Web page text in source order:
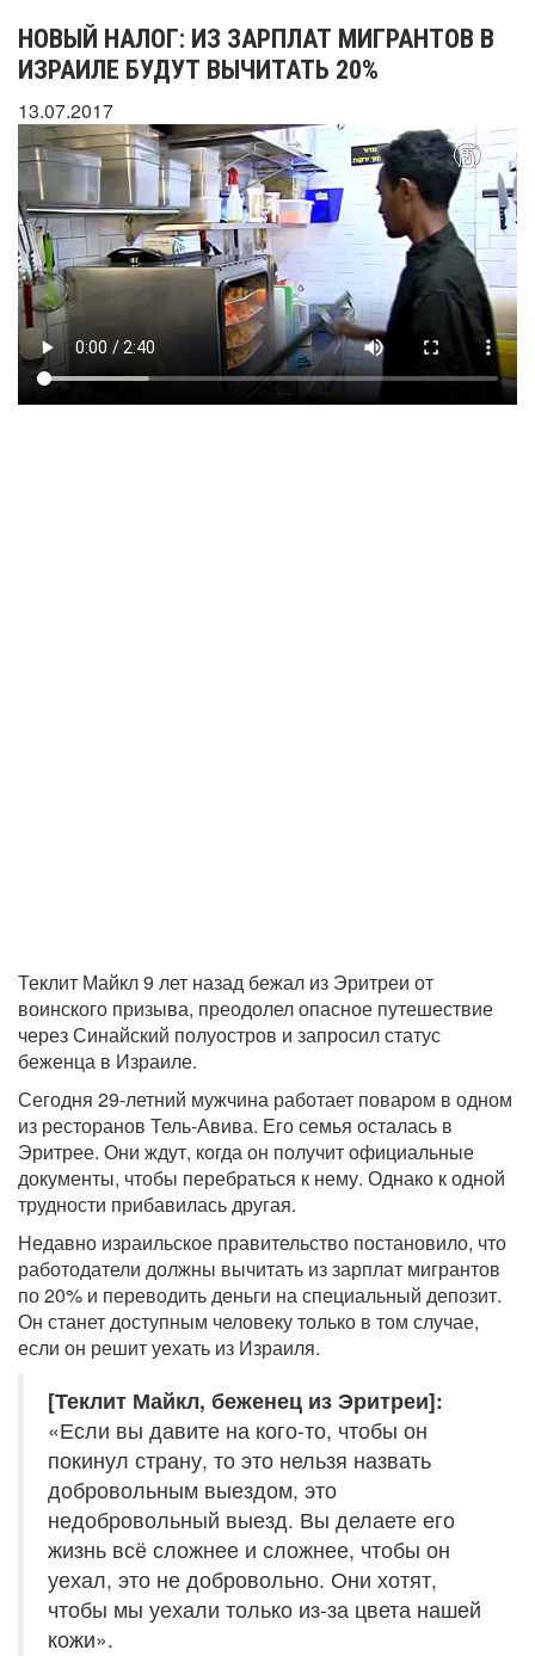
НОВЫЙ НАЛОГ: ИЗ ЗАРПЛАТ МИГРАНТОВ В
ИЗРАИЛЕ БУДУТ ВЫЧИТАТЬ 20%
13.07.2017
Теклит Майкл 9 лет назад бежал из Эритреи от
воинского призыва, преодолел опасное путешествие
через Синайский полуостров и запросил статус
беженца в Израиле.
Сегодня 29-летний мужчина работает поваром в одном
из ресторанов Тель-Авива. Его семья осталась в
Эритрее. Они ждут, когда он получит официальные
документы, чтобы перебраться к нему. Однако к одной
трудности прибавилась другая.
Недавно израильское правительство постановило, что
работодатели должны вычитать из зарплат мигрантов
по 20% и переводить деньги на специальный депозит.
Он станет доступным человеку только в том случае,
если он решит уехать из Израиля.
[Теклит Майкл, беженец из Эритреи]:
«Если вы давите на кого-то, чтобы он
покинул страну, то это нельзя назвать
добровольным выездом, это
недобровольный выезд. Вы делаете его
жизнь всё сложнее и сложнее, чтобы он
уехал, это не добровольно. Они хотят,
чтобы мы уехали только из-за цвета нашей
кожи».